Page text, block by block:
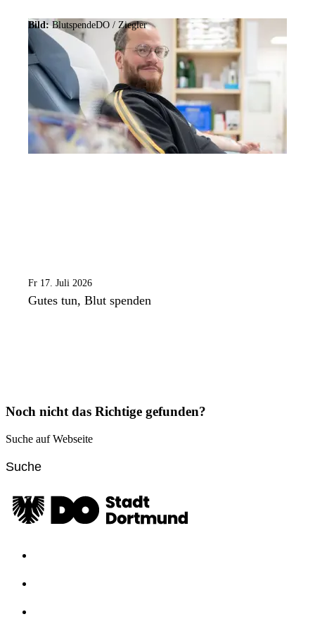
Bild: BlutspendeDO / Ziegler
Fr 17. Juli 2026
Gutes tun, Blut spenden
Noch nicht das Richtige gefunden?
Suche auf Webseite